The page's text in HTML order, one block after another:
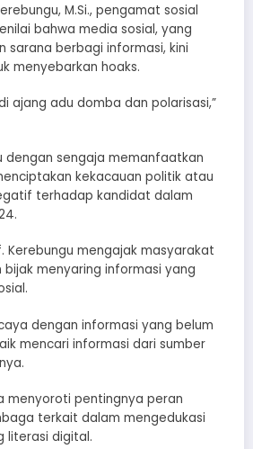
M.Si., pengamat sosial
bahwa media sosial, yang
sarana berbagi informasi, kini
menyebarkan hoaks.
ajang adu domba dan polarisasi,”
dengan sengaja memanfaatkan
kekacauan politik atau
terhadap kandidat dalam
Kerebungu mengajak masyarakat
bijak menyaring informasi yang
dengan informasi yang belum
mencari informasi dari sumber
menyoroti pentingnya peran
terkait dalam mengedukasi
literasi digital.